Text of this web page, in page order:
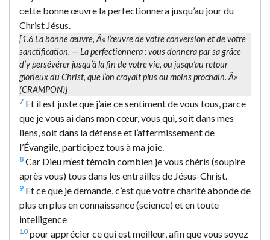
cette bonne œuvre la perfectionnera jusqu’au jour du
Christ Jésus.
[1.6La bonne œuvre, Â« l’œuvre de votre conversion et de votre
sanctification. — La perfectionnera: vous donnera par sa grâce
d’y persévérer jusqu’à la fin de votre vie, ou jusqu’au retour
glorieuxdu Christ, que l’on croyait plus ou moins prochain. Â»
(CRAMPON)]
7 Et il est juste que j’aie ce sentiment de vous tous, parce
que je vous ai dans mon cœur, vous qui, soit dans mes
liens, soit dans la défense et l’affermissement de
l’Évangile, participez tous à ma joie.
8 Car Dieu m’est témoin combien je vous chéris (soupire
après vous) tous dans les entrailles de Jésus-Christ.
9 Et ce que je demande, c’est que votre charité abonde de
plus en plus en connaissance (science) et en toute
intelligence
10pour apprécier ce qui est meilleur, afin que vous soyez